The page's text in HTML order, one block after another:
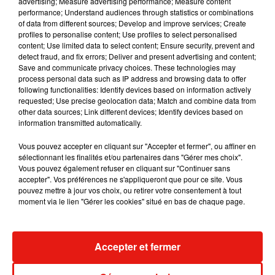
Benny Blanco invite Selena Gomez et
Becky G sur son nouveau single
Tiny Desk invite Charlie Puth pour une
live session solaire
Ariana Grande prendra une pause après
sa tournée mondiale
performance; Understand audiences through statistics or combinations
of data from different sources; Develop and improve services; Create
profiles to personalise content; Use profiles to select personalised
content; Use limited data to select content; Ensure security, prevent and
detect fraud, and fix errors; Deliver and present advertising and content;
Save and communicate privacy choices. These technologies may
process personal data such as IP address and browsing data to offer
following functionalities: Identify devices based on information actively
requested; Use precise geolocation data; Match and combine data from
other data sources; Link different devices; Identify devices based on
information transmitted automatically.
Vous pouvez accepter en cliquant sur "Accepter et fermer", ou affiner en
sélectionnant les finalités et/ou partenaires dans "Gérer mes choix".
Vous pouvez également refuser en cliquant sur "Continuer sans
accepter". Vos préférences ne s'appliqueront que pour ce site. Vous
pouvez mettre à jour vos choix, ou retirer votre consentement à tout
moment via le lien "Gérer les cookies" situé en bas de chaque page.
Accepter et fermer